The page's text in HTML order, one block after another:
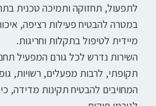
לתפעול, תחזוקה ותמיכה טכנית
במטרה להבטיח פעילות רציפה,
מיידית לטיפול בתקלות וחריגות.
השירות נדרש לכל גורם המפעיל
תקופתי, לרבות מפעלים, רשויות,
המחויבים להבטיח תקינות מדידה,